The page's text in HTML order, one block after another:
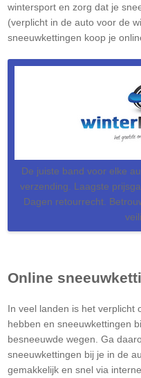
wintersport en zorg dat je
(verplicht in de auto voor de
sneeuwkettingen koop je
De juiste band voor elke
verzending. Laagste
Dagen retourrecht.
Online
In veel landen is het verplicht
hebben en sneeuwkettingen
besneeuwde wegen. Ga
sneeuwkettingen bij je in de
gemakkelijk en snel via